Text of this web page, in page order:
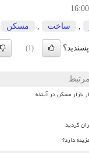
, ساخت , مسكن
(1)
بازار مسکن در آینده
دارد؟